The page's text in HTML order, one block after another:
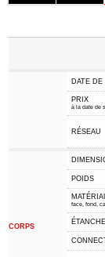
DATE DE
PRIX
à la date de
RÉSEAU
CORPS
POIDS
face, fond,
ÉTANCHE